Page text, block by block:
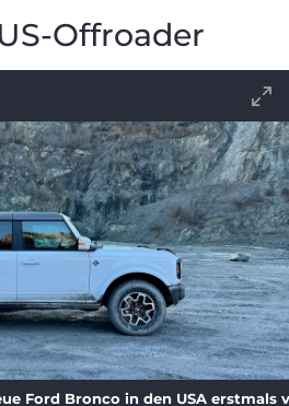
Offroader
Ford Bronco in den USA erstmals